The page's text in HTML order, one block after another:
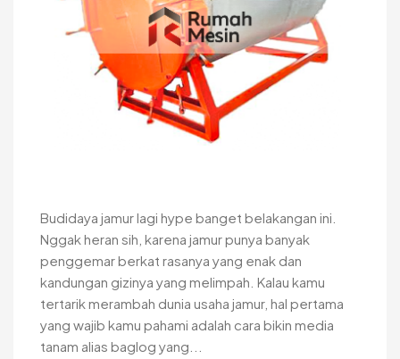
Budidaya jamur lagi hype banget belakangan ini.
Nggak heran sih, karena jamur punya banyak
penggemar berkat rasanya yang enak dan
kandungan gizinya yang melimpah. Kalau kamu
tertarik merambah dunia usaha jamur, hal pertama
yang wajib kamu pahami adalah cara bikin media
tanam alias baglog yang...